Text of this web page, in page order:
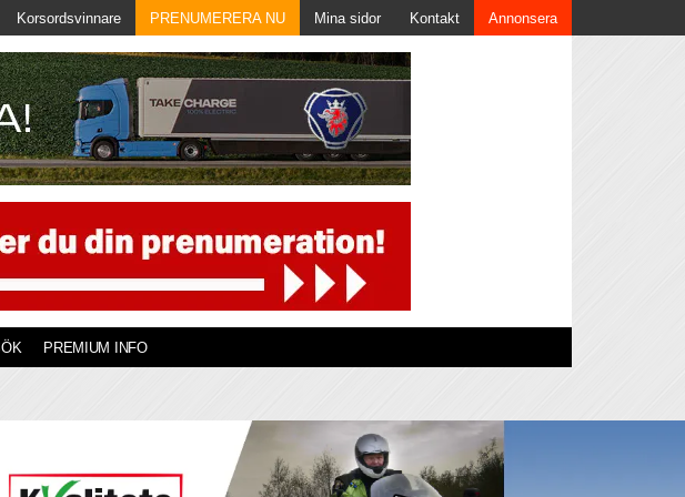
Korsordsvinnare PRENUMERERA NU Mina sidor Kontakt Annonsera
PREMIUM INFO